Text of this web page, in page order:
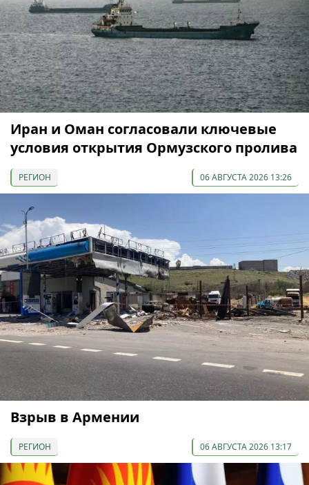
Иран и Оман согласовали ключевые
условия открытия Ормузского пролива
РЕГИОН 06 АВГУСТА 2026 13:26
Взрыв в Армении
РЕГИОН 06 АВГУСТА 2026 13:17